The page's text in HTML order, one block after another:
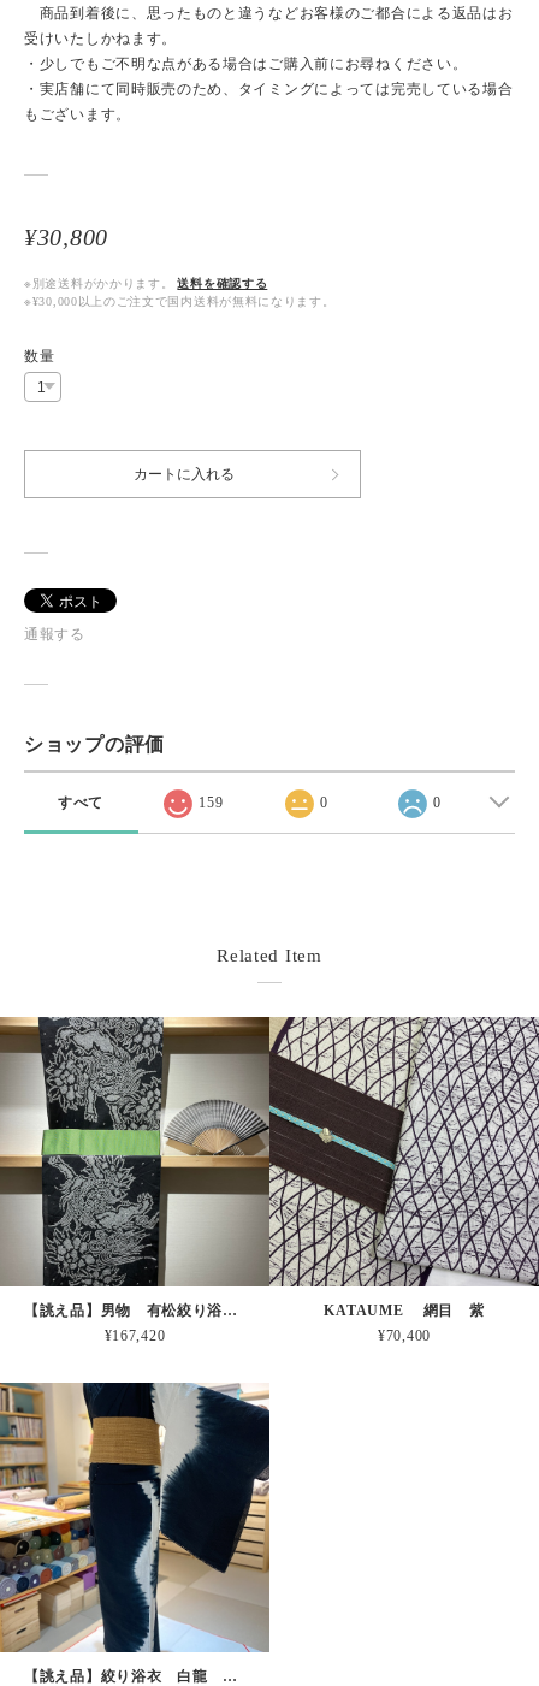
商品到着後に、思ったものと違うなどお客様のご都合による返品はお
受けいたしかねます。
・少しでもご不明な点がある場合はご購入前にお尋ねください。
・実店舗にて同時販売のため、タイミングによっては完売している場合
もございます。
¥30,800
※別途送料がかかります。
送料を確認する
※¥30,000以上のご注文で国内送料が無料になります。
数量
カートに入れる
通報する
ショップの評価
すべて 159 0 0
Related Item
【誂え品】男物 有松絞り浴衣 唐獅子牡丹 ＊お仕立代込
¥167,420
KATAUME 網目 紫
¥70,400
【誂え品】絞り浴衣 白龍 ※お仕立代込